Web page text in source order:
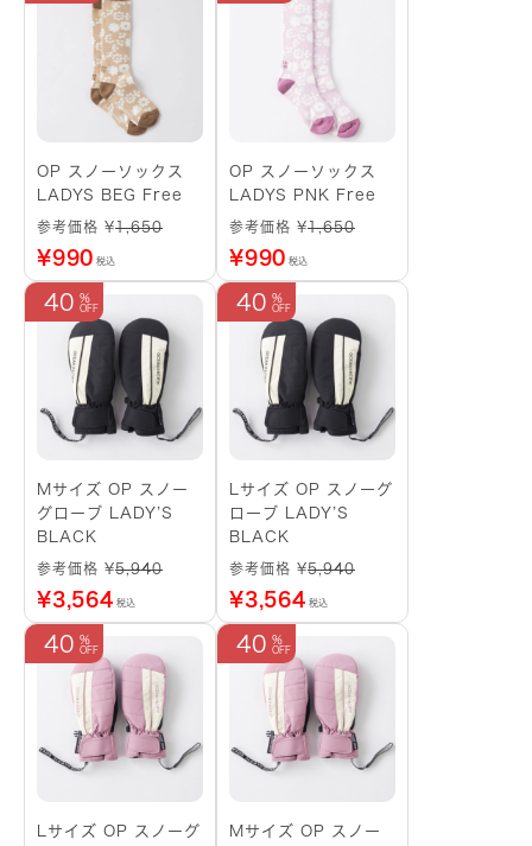
OP スノーソックス
LADYS BEG Free
参考価格 ¥1,650
¥990 税込
OP スノーソックス
LADYS PNK Free
参考価格 ¥1,650
¥990 税込
40
Mサイズ OP スノー
グローブ LADY’S
BLACK
参考価格 ¥5,940
¥3,564 税込
40
Lサイズ OP スノーグ
ローブ LADY’S
BLACK
参考価格 ¥5,940
¥3,564 税込
40
Lサイズ OP スノーグ
40
Mサイズ OP スノー